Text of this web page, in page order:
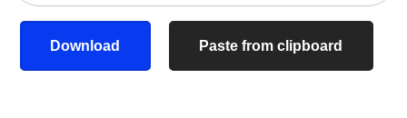
Download Paste from clipboard